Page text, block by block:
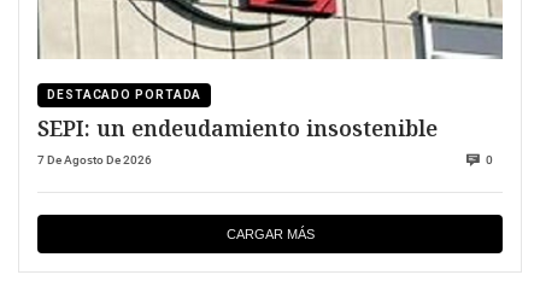
DESTACADO PORTADA
SEPI: un endeudamiento insostenible
7 De Agosto De 2026 0
CARGAR MÁS